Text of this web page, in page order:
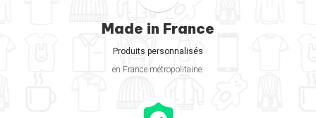
Made in France
Produits personnalisés
en France métropolitaine.